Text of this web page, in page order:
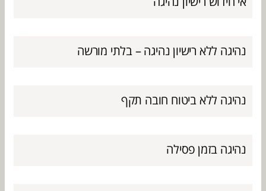
נהיגה ללא רישיון נהיגה – בלתי מורשה
נהיגה ללא ביטוח חובה תקף
נהיגה בזמן פסילה